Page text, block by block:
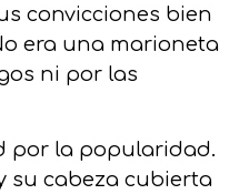
convicciones bien
era una marioneta
ni por las
por la popularidad.
su cabeza cubierta